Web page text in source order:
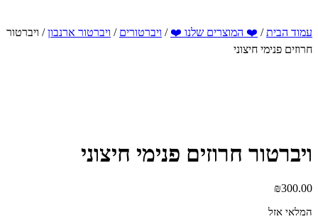
עמוד הבית/ ❤️ המוצרים שלנו ❤️ / ויברטורים / ויברטור ארנבון/ ויברטור
חרוזים פנימי חיצוני
ויברטור חרוזים פנימי חיצוני
₪300.00
המלאי אזל